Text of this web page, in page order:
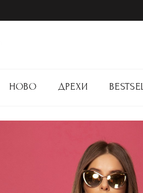
НОВО ДРЕХИ